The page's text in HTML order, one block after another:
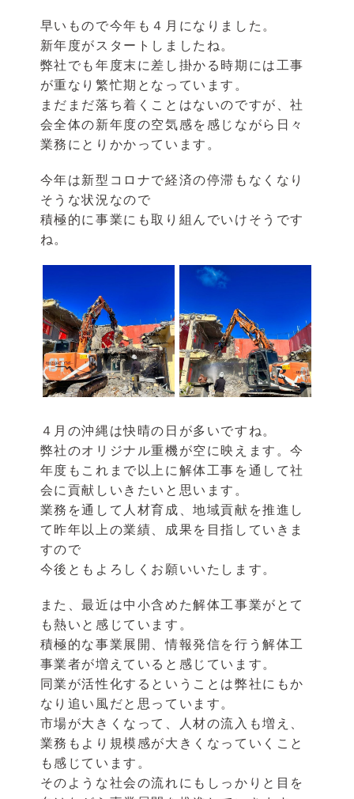
早いもので今年も４月になりました。
新年度がスタートしましたね。
弊社でも年度末に差し掛かる時期には工事
が重なり繁忙期となっています。
まだまだ落ち着くことはないのですが、社
会全体の新年度の空気感を感じながら日々
業務にとりかかっています。
今年は新型コロナで経済の停滞もなくなり
そうな状況なので
積極的に事業にも取り組んでいけそうです
ね。
４月の沖縄は快晴の日が多いですね。
弊社のオリジナル重機が空に映えます。今
年度もこれまで以上に解体工事を通して社
会に貢献しいきたいと思います。
業務を通して人材育成、地域貢献を推進し
て昨年以上の業績、成果を目指していきま
すので
今後ともよろしくお願いいたします。
また、最近は中小含めた解体工事業がとて
も熱いと感じています。
積極的な事業展開、情報発信を行う解体工
事業者が増えていると感じています。
同業が活性化するということは弊社にもか
なり追い風だと思っています。
市場が大きくなって、人材の流入も増え、
業務もより規模感が大きくなっていくこと
も感じています。
そのような社会の流れにもしっかりと目を